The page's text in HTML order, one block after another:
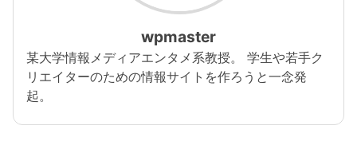
wpmaster
某大学情報メディアエンタメ系教授。 学生や若手ク
リエイターのための情報サイトを作ろうと一念発
起。